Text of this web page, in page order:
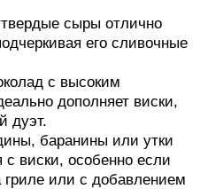
сыры отлично
его сливочные
с высоким
дополняет виски,
дуэт.
баранины или утки
с виски, особенно если
гриле или с добавлением